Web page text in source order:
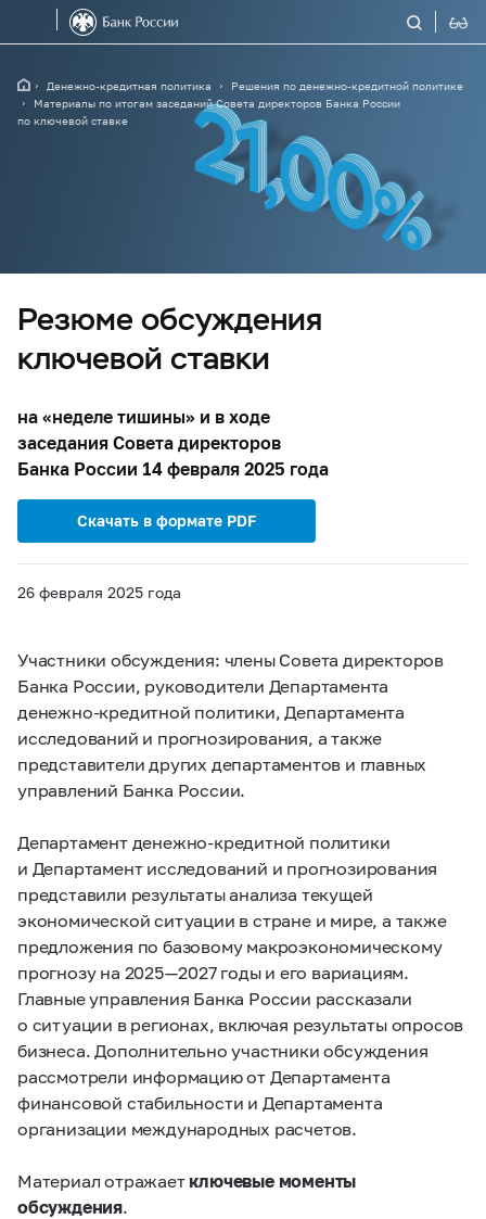
Денежно-кредитная политика
Решения по денежно-кредитной политике
Материалы по итогам заседаний Совета директоров Банка России
по ключевой ставке
Резюме обсуждения
ключевой ставки
на «неделе тишины» и в ходе
заседания Совета директоров
Банка России 14 февраля 2025 года
Скачать в формате PDF
26 февраля 2025 года
Участники обсуждения: члены Совета директоров
Банка России, руководители Департамента
денежно-кредитной политики, Департамента
исследований и прогнозирования, а также
представители других департаментов и главных
управлений Банка России.
Департамент денежно-кредитной политики
и Департамент исследований и прогнозирования
представили результаты анализа текущей
экономической ситуации в стране и мире, а также
предложения по базовому макроэкономическому
прогнозу на 2025 — 2027 годы и его вариациям.
Главные управления Банка России рассказали
о ситуации в регионах, включая результаты опросов
бизнеса. Дополнительно участники обсуждения
рассмотрели информацию от Департамента
финансовой стабильности и Департамента
организации международных расчетов.
Материал отражает ключевые моменты
обсуждения.